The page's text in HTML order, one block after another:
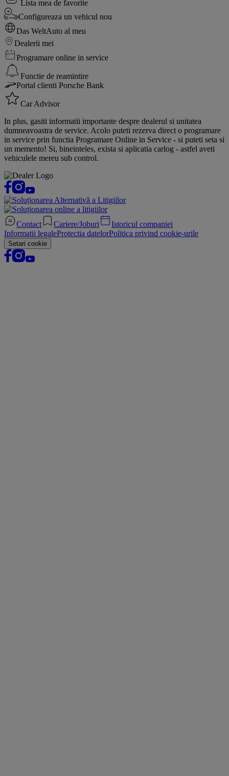
Lista mea de favorite
Configureaza un vehicul nou
Das WeltAuto al meu
Dealerii mei
Programare online in service
Functie de reamintire
Portal clienti Porsche Bank
Car Advisor
In plus, gasiti informatii importante despre dealerul si unitatea
dumneavoastra de service. Acolo puteti rezerva direct o programare
in service prin functia Programare Online in Service - si puteti seta si
un memento! Si, bineinteles, exista si aplicatia carlog - astfel aveti
vehiculele mereu sub control.
Contact Cariere/Joburi
Istoricul companiei
Informatii legaleProtectia datelorPolitica privind cookie-urile
Setari cookie